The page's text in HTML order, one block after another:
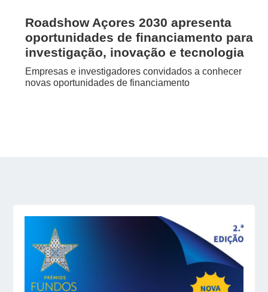
Roadshow Açores 2030 apresenta
oportunidades de financiamento para
investigação, inovação e tecnologia
Empresas e investigadores convidados a conhecer
novas oportunidades de financiamento